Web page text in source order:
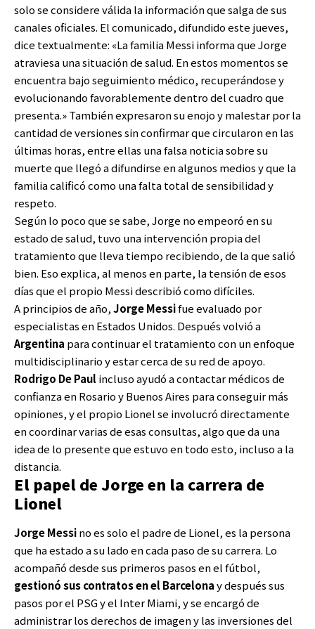
solo se considere válida la información que salga de sus
canales oficiales. El comunicado, difundido este jueves,
dice textualmente: «La familia Messi informa que Jorge
atraviesa una situación de salud. En estos momentos se
encuentra bajo seguimiento médico, recuperándose y
evolucionando favorablemente dentro del cuadro que
presenta.» También expresaron su enojo y malestar por la
cantidad de versiones sin confirmar que circularon en las
últimas horas, entre ellas una falsa noticia sobre su
muerte que llegó a difundirse en algunos medios y que la
familia calificó como una falta total de sensibilidad y
respeto.
Según lo poco que se sabe, Jorge no empeoró en su
estado de salud, tuvo una intervención propia del
tratamiento que lleva tiempo recibiendo, de la que salió
bien. Eso explica, al menos en parte, la tensión de esos
días que el propio Messi describió como difíciles.
A principios de año,Jorge Messifue evaluado por
especialistas en Estados Unidos. Después volvió a
Argentina para continuar el tratamiento con un enfoque
multidisciplinario y estar cerca de su red de apoyo.
Rodrigo De Paulincluso ayudó a contactar médicos de
confianza en Rosario y Buenos Aires para conseguir más
opiniones, y el propio Lionel se involucró directamente
en coordinar varias de esas consultas, algo que da una
idea de lo presente que estuvo en todo esto, incluso a la
distancia.
El papel de Jorge en la carrera de
Lionel
Jorge Messino es solo el padre de Lionel, es la persona
que ha estado a su lado en cada paso de su carrera. Lo
acompañó desde sus primeros pasos en el fútbol,
gestionó sus contratos en el Barcelonay después sus
pasos por el PSG y el Inter Miami, y se encargó de
administrar los derechos de imagen y las inversiones del